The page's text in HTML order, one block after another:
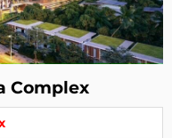
Complex